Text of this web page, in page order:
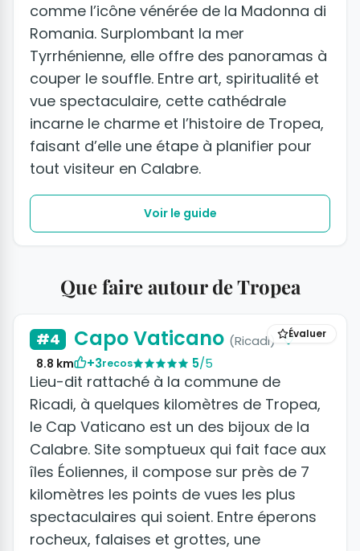
comme l’icône vénérée de la Madonna di
Romania. Surplombant la mer
Tyrrhénienne, elle offre des panoramas à
couper le souffle. Entre art, spiritualité et
vue spectaculaire, cette cathédrale
incarne le charme et l’histoire de Tropea,
faisant d’elle une étape à planifier pour
tout visiteur en Calabre.
Voir le guide
Que faire autour de Tropea
Évaluer
#4 Capo Vaticano (Ricadi)
8.8 km +3recos 5/5
Lieu-dit rattaché à la commune de
Ricadi, à quelques kilomètres de Tropea,
le Cap Vaticano est un des bijoux de la
Calabre. Site somptueux qui fait face aux
îles Éoliennes, il compose sur près de 7
kilomètres les points de vues les plus
spectaculaires qui soient. Entre éperons
rocheux, falaises et grottes, une